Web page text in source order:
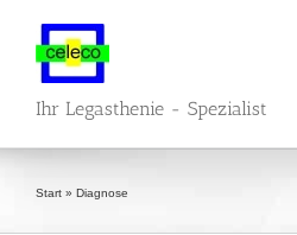
springen
Ihr Legasthenie - Spezialist
Start » Diagnose